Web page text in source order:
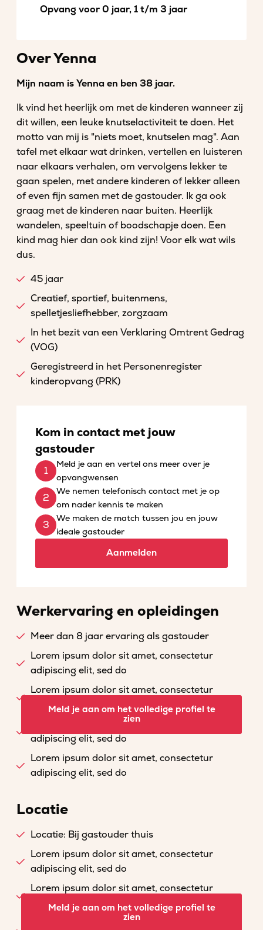
Opvang voor 0 jaar, 1 t/m 3 jaar
Over Yenna
Mijn naam is Yenna en ben 38 jaar.
Ik vind het heerlijk om met de kinderen wanneer zij
dit willen, een leuke knutselactiviteit te doen. Het
motto van mij is "niets moet, knutselen mag". Aan
tafel met elkaar wat drinken, vertellen en luisteren
naar elkaars verhalen, om vervolgens lekker te
gaan spelen, met andere kinderen of lekker alleen
of even fijn samen met de gastouder. Ik ga ook
graag met de kinderen naar buiten. Heerlijk
wandelen, speeltuin of boodschapje doen. Een
kind mag hier dan ook kind zijn! Voor elk wat wils
dus.
45 jaar
Creatief, sportief, buitenmens,
spelletjesliefhebber, zorgzaam
In het bezit van een Verklaring Omtrent Gedrag
(VOG)
Geregistreerd in het Personenregister
kinderopvang (PRK)
Kom in contact met jouw
gastouder
Meld je aan en vertel ons meer over je
opvangwensen
We nemen telefonisch contact met je op
om nader kennis te maken
We maken de match tussen jou en jouw
ideale gastouder
Aanmelden
Werkervaring en opleidingen
Meer dan 8 jaar ervaring als gastouder
Lorem ipsum dolor sit amet, consectetur
adipiscing elit, sed do
Lorem ipsum dolor sit amet, consectetur
adipiscing elit, sed do
Lorem ipsum dolor sit amet, consectetur
adipiscing elit, sed do
Lorem ipsum dolor sit amet, consectetur
adipiscing elit, sed do
Meld je aan om het volledige profiel te
zien
Locatie
Locatie: Bij gastouder thuis
Lorem ipsum dolor sit amet, consectetur
adipiscing elit, sed do
Lorem ipsum dolor sit amet, consectetur
adipiscing elit, sed do
Lorem ipsum dolor sit amet, consectetur
Meld je aan om het volledige profiel te
zien